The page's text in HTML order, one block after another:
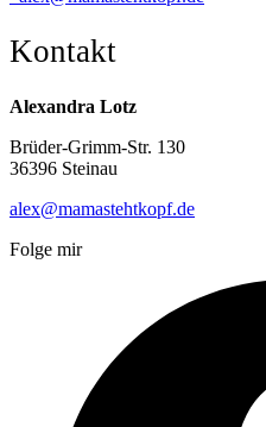
Kontakt
Alexandra Lotz
Brüder-Grimm-Str. 130
36396 Steinau
alex@mamastehtkopf.de
Folge mir